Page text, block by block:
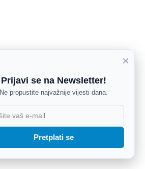
×
Prijavi se na Newsletter!
Ne propustite najvažnije vijesti dana.
Pretplati se